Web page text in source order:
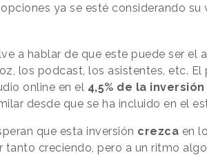
ya se esté considerando su
a hablar de que este puede ser el
los podcast, los asistentes, etc. El
online en el 4,5% de la
desde que se ha incluido en el
que esta inversión crezca en
tanto creciendo, pero a un ritmo